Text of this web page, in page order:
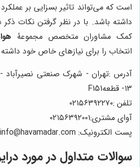
است که می‌تواند تاثیر بسزایی بر
داشته باشد. با در نظر گرفتن نکات ذکر
کمک مشاوران متخصص مجموعۀ
انتخاب را برای نیازهای خاص خود
۱۳- قطعهF151
تلفن :۰۲۱۵۶۳۹۲۲۷۰
آوای مشتری:۰۲۱۵۶۳۹۲۰۰۱
پست الکترونیک: info@havamadar.com
سوالات متداول در مورد